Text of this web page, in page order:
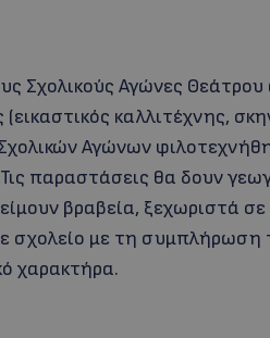
Σχολικούς Αγώνες Θεάτρου
καλλιτέχνης,
Αγώνων
παραστάσεις θα δουν
βραβεία, ξεχωριστά σε
σχολείο με τη
χαρακτήρα.